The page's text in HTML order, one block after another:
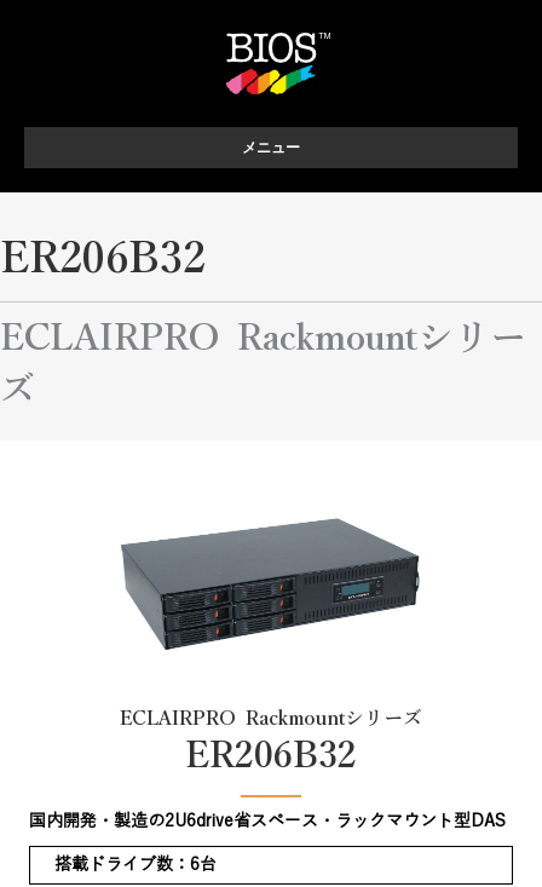
メニュー
ER206B32
ECLAIRPRO Rackmountシリー
ズ
ECLAIRPRO Rackmountシリーズ
ER206B32
国内開発・製造の2U6drive省スペース・ラックマウント型DAS
搭載ドライブ数：6台